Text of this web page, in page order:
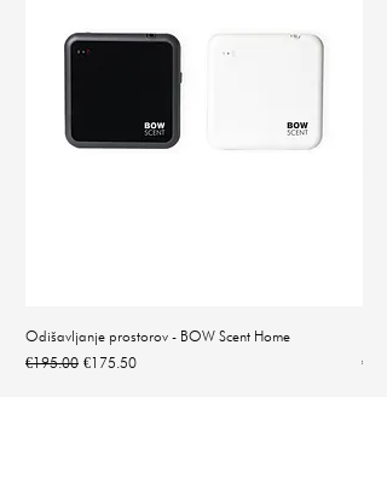
Odišavljanje prostorov - BOW Scent Home
Regular Price
€195.00 Sale Price
€175.50
Price